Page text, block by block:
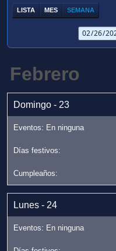
LISTA MES SEMANA
Febrero
Domingo - 23
Lunes - 24